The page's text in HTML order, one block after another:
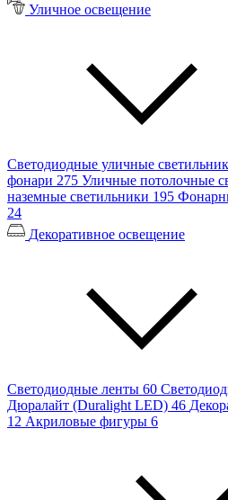
Уличное освещение
Светодиодные уличные
фонари 275 Уличные потолочные
наземные светильники 195
24
Декоративное освещение
Светодиодные ленты 60
Дюралайт (Duralight LED) 46
12 Акриловые фигуры 6